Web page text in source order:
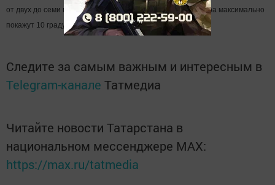
от двух до семи градусов тепла. Днём столбики термометра максимально
покажут 10 градусов выше ноля.
Следите за самым важным и интересным в
Telegram-канале Татмедиа
Читайте новости Татарстана в
национальном мессенджере MАХ:
https://max.ru/tatmedia